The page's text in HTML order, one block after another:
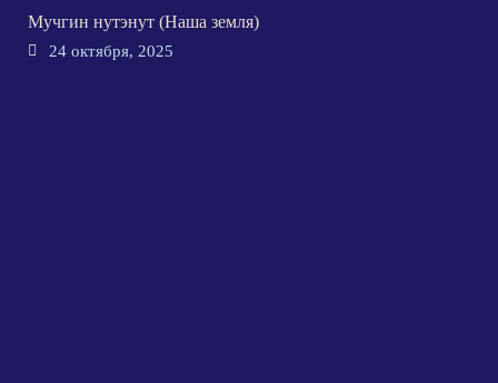
Мучгин нутэнут (Наша земля)
24 октября, 2025